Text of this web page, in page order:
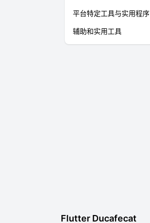
平台特定工具与实用程序
辅助和实用工具
Flutter Ducafecat